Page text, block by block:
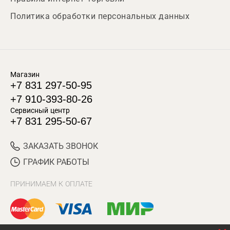
Политика обработки персональных данных
Магазин
+7 831 297-50-95
+7 910-393-80-26
Сервисный центр
+7 831 295-50-67
ЗАКАЗАТЬ ЗВОНОК
ГРАФИК РАБОТЫ
ПРИНИМАЕМ К ОПЛАТЕ